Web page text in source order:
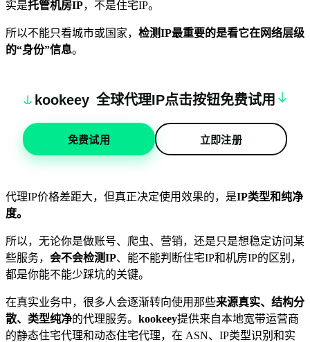
实是托管机房IP，不是住宅IP。
所以不能只看城市或国家， 检测IP最重要的是看它在网络层级
的“身份”信息。
kookeey 全球代理IP点击按钮免费试用
免费试用 立即注册
代理IP价格差距大，但真正决定使用效果的，是IP类型和纯净
度。
所以，无论你是做账号、爬虫、营销，还是只是想稳定访问某
些服务， 会不会检测IP、能不能判断住宅IP和机房IP的区别，
都是你能不能少踩坑的关键。
在真实业务中，很多人会逐渐转向使用那些来源真实、结构分
散、类型纯净的代理服务。 kookeey提供来自本地宽带运营商
的静态住宅代理和动态住宅代理，在 ASN、IP类型识别和实